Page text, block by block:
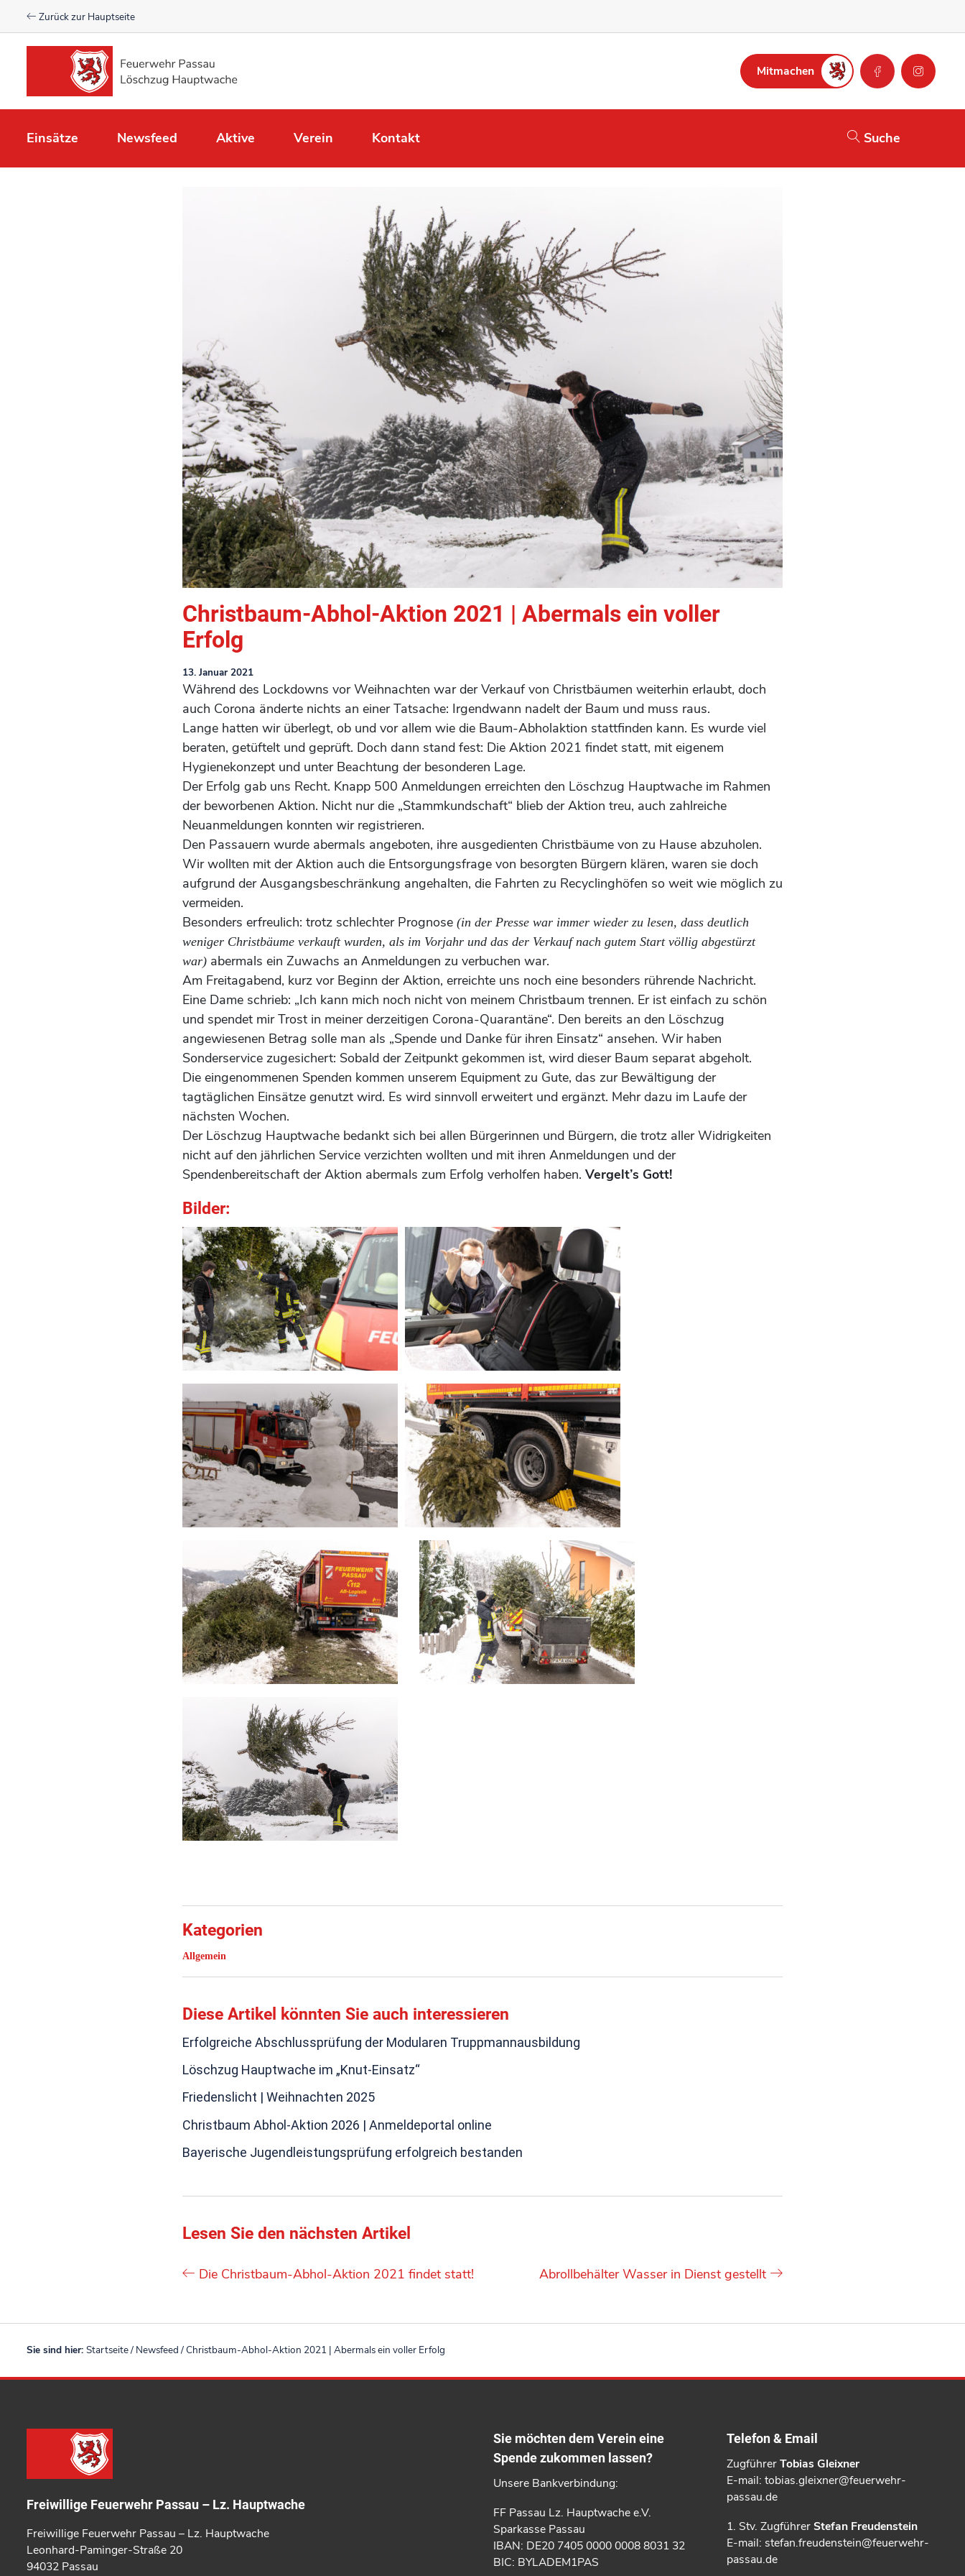
Zurück zur Hauptseite
Mitmachen
Einsätze Newsfeed Aktive Verein Kontakt Suche
Christbaum-Abhol-Aktion 2021 | Abermals ein voller
Erfolg
13. Januar 2021
Während des Lockdowns vor Weihnachten war der Verkauf von Christbäumen weiterhin erlaubt, doch
auch Corona änderte nichts an einer Tatsache: Irgendwann nadelt der Baum und muss raus.
Lange hatten wir überlegt, ob und vor allem wie die Baum-Abholaktion stattfinden kann. Es wurde viel
beraten, getüftelt und geprüft. Doch dann stand fest: Die Aktion 2021 findet statt, mit eigenem
Hygienekonzept und unter Beachtung der besonderen Lage.
Der Erfolg gab uns Recht. Knapp 500 Anmeldungen erreichten den Löschzug Hauptwache im Rahmen
der beworbenen Aktion. Nicht nur die „Stammkundschaft“ blieb der Aktion treu, auch zahlreiche
Neuanmeldungen konnten wir registrieren.
Den Passauern wurde abermals angeboten, ihre ausgedienten Christbäume von zu Hause abzuholen.
Wir wollten mit der Aktion auch die Entsorgungsfrage von besorgten Bürgern klären, waren sie doch
aufgrund der Ausgangsbeschränkung angehalten, die Fahrten zu Recyclinghöfen so weit wie möglich zu
vermeiden.
Besonders erfreulich: trotz schlechter Prognose (in der Presse war immer wieder zu lesen, dass deutlich
weniger Christbäume verkauft wurden, als im Vorjahr und das der Verkauf nach gutem Start völlig abgestürzt
war)abermals ein Zuwachs an Anmeldungen zu verbuchen war.
Am Freitagabend, kurz vor Beginn der Aktion, erreichte uns noch eine besonders rührende Nachricht.
Eine Dame schrieb: „Ich kann mich noch nicht von meinem Christbaum trennen. Er ist einfach zu schön
und spendet mir Trost in meiner derzeitigen Corona-Quarantäne“. Den bereits an den Löschzug
angewiesenen Betrag solle man als „Spende und Danke für ihren Einsatz“ ansehen. Wir haben
Sonderservice zugesichert: Sobald der Zeitpunkt gekommen ist, wird dieser Baum separat abgeholt.
Die eingenommenen Spenden kommen unserem Equipment zu Gute, das zur Bewältigung der
tagtäglichen Einsätze genutzt wird. Es wird sinnvoll erweitert und ergänzt. Mehr dazu im Laufe der
nächsten Wochen.
Der Löschzug Hauptwache bedankt sich bei allen Bürgerinnen und Bürgern, die trotz aller Widrigkeiten
nicht auf den jährlichen Service verzichten wollten und mit ihren Anmeldungen und der
Spendenbereitschaft der Aktion abermals zum Erfolg verholfen haben. Vergelt’s Gott!
Bilder:
Kategorien
Allgemein
Diese Artikel könnten Sie auch interessieren
Erfolgreiche Abschlussprüfung der Modularen Truppmannausbildung
Löschzug Hauptwache im „Knut-Einsatz“
Friedenslicht | Weihnachten 2025
Christbaum Abhol-Aktion 2026 | Anmeldeportal online
Bayerische Jugendleistungsprüfung erfolgreich bestanden
Lesen Sie den nächsten Artikel
Die Christbaum-Abhol-Aktion 2021 findet statt! Abrollbehälter Wasser in Dienst gestellt
Sie sind hier: Startseite/ Newsfeed/Christbaum-Abhol-Aktion 2021 | Abermals ein voller Erfolg
Freiwillige Feuerwehr Passau – Lz. Hauptwache
Freiwillige Feuerwehr Passau – Lz. Hauptwache
Leonhard-Paminger-Straße 20
94032 Passau
Sie möchten dem Verein eine
Spende zukommen lassen?
Unsere Bankverbindung:
FF Passau Lz. Hauptwache e.V.
Sparkasse Passau
IBAN: DE20 7405 0000 0008 8031 32
BIC: BYLADEM1PAS
Telefon & Email
ZugführerTobias Gleixner
E-mail: tobias.gleixner@feuerwehr-
passau.de
1. Stv. ZugführerStefan Freudenstein
E-mail: stefan.freudenstein@feuerwehr-
passau.de